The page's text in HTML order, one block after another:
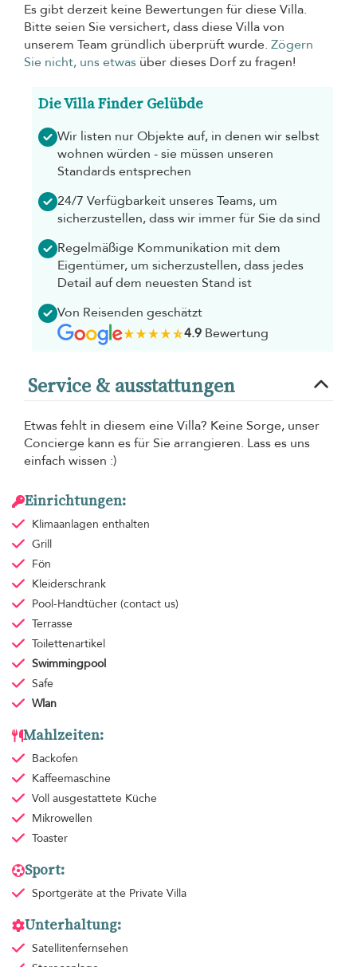
Es gibt derzeit keine Bewertungen für diese Villa.
Bitte seien Sie versichert, dass diese Villa von
unserem Team gründlich überprüft wurde. Zögern
Sie nicht, uns etwas über dieses Dorf zu fragen!
Die Villa Finder Gelübde
Wir listen nur Objekte auf, in denen wir selbst
wohnen würden - sie müssen unseren
Standards entsprechen
24/7 Verfügbarkeit unseres Teams, um
sicherzustellen, dass wir immer für Sie da sind
Regelmäßige Kommunikation mit dem
Eigentümer, um sicherzustellen, dass jedes
Detail auf dem neuesten Stand ist
Von Reisenden geschätzt
4.9Bewertung
Service & ausstattungen
Etwas fehlt in diesem eine Villa? Keine Sorge, unser
Concierge kann es für Sie arrangieren. Lass es uns
einfach wissen :)
Einrichtungen:
Klimaanlagen enthalten
Grill
Fön
Kleiderschrank
Pool-Handtücher (contact us)
Terrasse
Toilettenartikel
Swimmingpool
Safe
Wlan
Mahlzeiten:
Backofen
Kaffeemaschine
Voll ausgestattete Küche
Mikrowellen
Toaster
Sport:
Sportgeräte at the Private Villa
Unterhaltung:
Satellitenfernsehen